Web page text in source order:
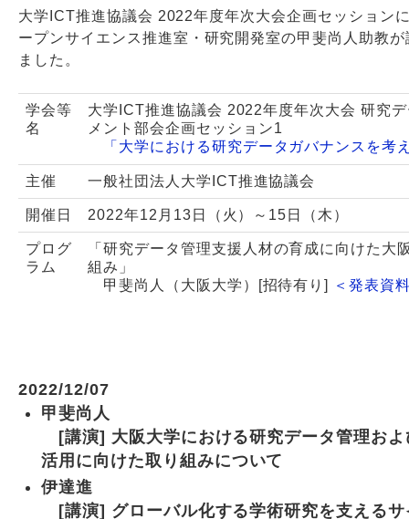
大学ICT推進協議会 2022年度年次大会企画セッション
ープンサイエンス推進室・研究開発室の甲斐尚人助教
ました。
学会等
名
大学ICT推進協議会 2022年度年次大会 研究
メント部会企画セッション1
「大学における研究データガバナンスを考
主催 一般社団法人大学ICT推進協議会
開催日 2022年12月13日（火）～15日（木）
プログ
ラム
「研究データ管理支援人材の育成に向けた大
組み」
甲斐尚人（大阪大学）[招待有り]
＜発表資
2022/12/07
甲斐尚人
[講演] 大阪大学における研究データ管理およ
活用に向けた取り組みについて
伊達進
[講演] グローバル化する学術研究を支えるサ